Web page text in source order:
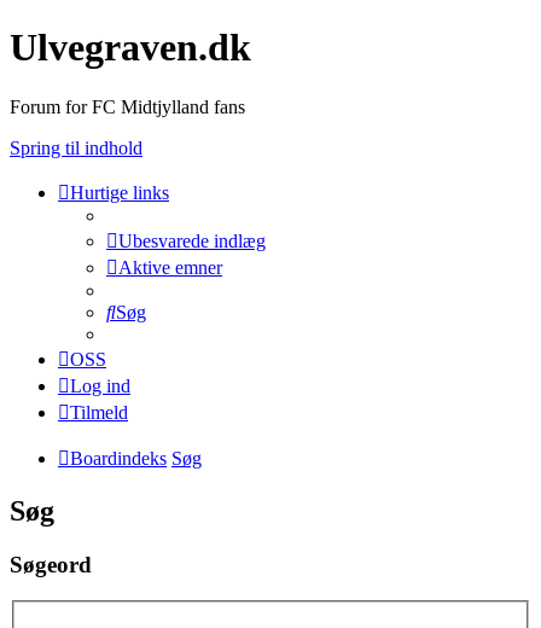
Ulvegraven.dk
Forum for FC Midtjylland fans
Spring til indhold
Hurtige links
Ubesvarede indlæg
Aktive emner
Søg
OSS
Log ind
Tilmeld
Boardindeks Søg
Søg
Søgeord